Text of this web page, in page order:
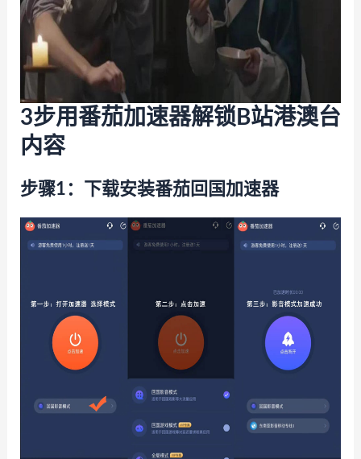
3步用番茄加速器解锁B站港澳台
内容
步骤1：下载安装番茄回国加速器